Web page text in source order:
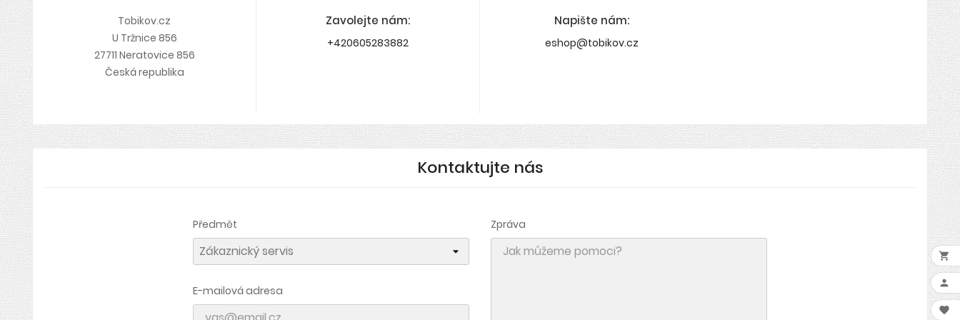
Tobikov.cz
U Tržnice 856
27711 Neratovice 856
Česká republika
Zavolejte nám:
+420605283882
Napište nám:
eshop@tobikov.cz
Kontaktujte nás
Předmět
E-mailová adresa
Zpráva


